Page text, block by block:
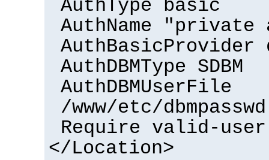
AuthType basic
AuthName "private
AuthBasicProvider
AuthDBMType SDBM
AuthDBMUserFile
/www/etc/dbmpasswd
Require valid-user
</Location>